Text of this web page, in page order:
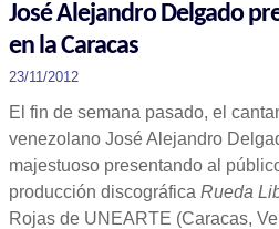
José Alejandro Delgado
en la Caracas
23/11/2012
El fin de semana pasado, el
venezolano José Alejandro
majestuoso presentando al
producción discográfica Rueda
Rojas de UNEARTE (Caracas,